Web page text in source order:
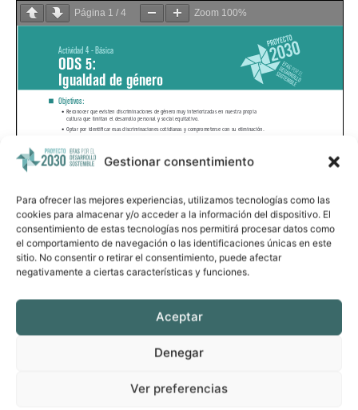
Gestionar consentimiento
Para ofrecer las mejores experiencias, utilizamos tecnologías como las
cookies para almacenar y/o acceder a la información del dispositivo. El
consentimiento de estas tecnologías nos permitirá procesar datos como
el comportamiento de navegación o las identificaciones únicas en este
sitio. No consentir o retirar el consentimiento, puede afectar
negativamente a ciertas características y funciones.
Aceptar
Denegar
Ver preferencias
Página 1 / 4 Zoom 100%